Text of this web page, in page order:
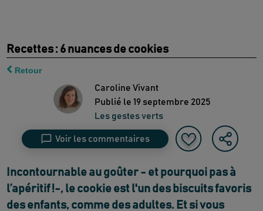
Recettes : 6 nuances de cookies
Retour
Caroline Vivant
Publié le 19 septembre 2025
Les gestes verts
Voir les commentaires
Incontournable au goûter - et pourquoi pas à
l’apéritif !-, le cookie est l'un des biscuits favoris
des enfants, comme des adultes. Et si vous